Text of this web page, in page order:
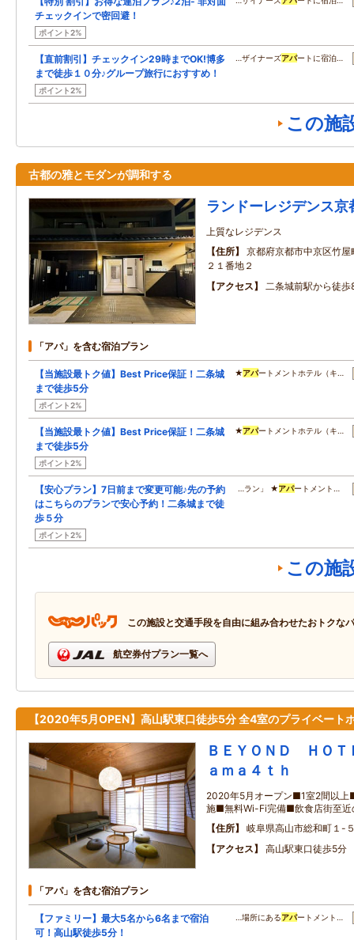
チェックインで密回避！
ポイント2%
【直前割引】チェックイン29時までOK!博多
まで徒歩１０分♪グループ旅行におすすめ！
ポイント2%
…ザイナーズアパートに宿泊…
この施
古都の雅とモダンが調和する
ランドーレジデンス京
上質なレジデンス
住所
京都府京都市中京区竹
２１番地２
アクセス
二条城前駅から徒歩
「アパ」を含む宿泊プラン
【当施設最トク値】Best Price保証！二条城
まで徒歩5分
ポイント2%
★アパートメントホテル（キ…
【当施設最トク値】Best Price保証！二条城
まで徒歩5分
ポイント2%
★アパートメントホテル（キ…
【安心プラン】7日前まで変更可能♪先の予約
はこちらのプランで安心予約！二条城まで徒
歩５分
ポイント2%
…ラン」 ★アパートメント…
この施
この施設と交通手段を自由に組み合わせたおトクな
航空券付プラン一覧へ
【2020年5月OPEN】高山駅東口徒歩5分 全4室のプライベート
ＢＥＹＯＮＤ ＨＯ
ａｍａ４ｔｈ
2020年5月オープン■1室2間以
施■無料Wi-Fi完備■飲食店街至近
住所
岐阜県高山市総和町１-
アクセス
高山駅東口徒歩5分
「アパ」を含む宿泊プラン
【ファミリー】最大5名から6名まで宿泊
可！高山駅徒歩5分！
…場所にあるアパートメント…